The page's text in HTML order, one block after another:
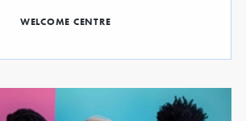
WELCOME CENTRE